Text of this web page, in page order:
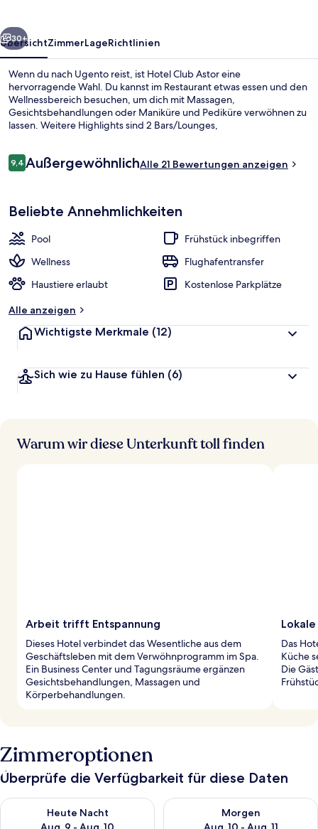
Weiter
30+
ÜbersichtZimmerLageRichtlinien
Wenn du nach Ugento reist, ist Hotel Club Astor eine
hervorragende Wahl. Du kannst im Restaurant etwas essen und den
Wellnessbereich besuchen, um dich mit Massagen,
Gesichtsbehandlungen oder Maniküre und Pediküre verwöhnen zu
lassen. Weitere Highlights sind 2 Bars/Lounges,
Bewertungen
9,49,4 von 10.
AußergewöhnlichAlle 21 Bewertungen anzeigen
Beliebte Annehmlichkeiten
Pool
Frühstück inbegriffen
Wellness
Flughafentransfer
Haustiere erlaubt
Kostenlose Parkplätze
Alle anzeigen
Wichtigste Merkmale (12)
Sich wie zu Hause fühlen (6)
Warum wir diese Unterkunft toll finden
Arbeit trifft Entspannung
Dieses Hotel verbindet das Wesentliche aus dem
Geschäftsleben mit dem Verwöhnprogramm im Spa.
Ein Business Center und Tagungsräume ergänzen
Gesichtsbehandlungen, Massagen und
Körperbehandlungen.
Das
Küche
Die
Zimmeroptionen
Überprüfe die Verfügbarkeit für diese Daten
Heute Nacht
Überprüfe die Verfügbarkeit für heute Nacht, Aug. 9 - Aug.
Morgen
Überprüfe die Verfügbarkeit